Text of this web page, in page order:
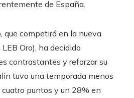
de España.
que competirá en la nueva
Oro), ha decidido
contrastantes y reforzar su
tuvo una temporada menos
puntos y un 28% en